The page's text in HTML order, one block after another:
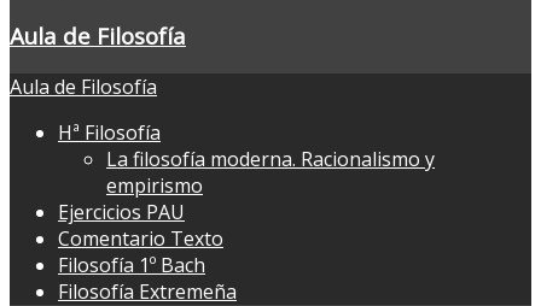
Aula de Filosofía
Aula de Filosofía
Hª Filosofía
La filosofía moderna. Racionalismo y
empirismo
Ejercicios PAU
Comentario Texto
Filosofía 1º Bach
Filosofía Extremeña